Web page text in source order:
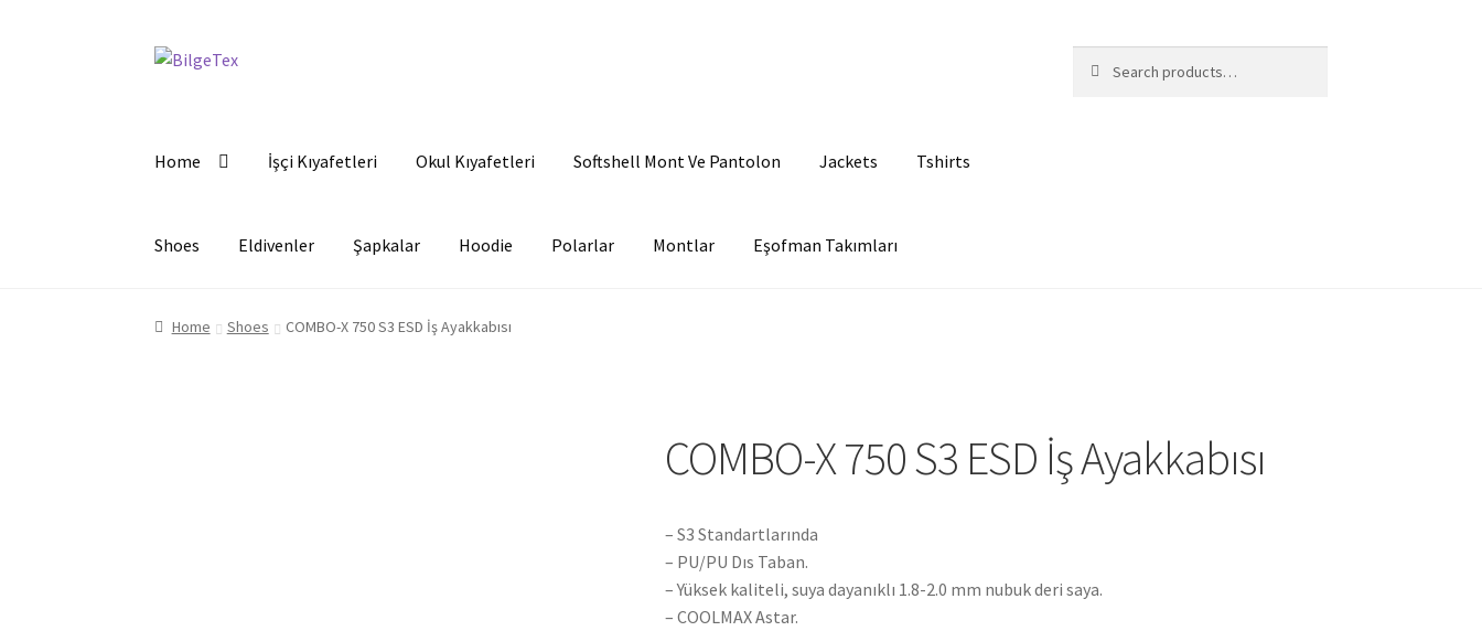
Skip
Skip
for:
Home İşçi Kıyafetleri Okul Kıyafetleri Softshell Mont Ve Pantolon Jackets Tshirts
Shoes Eldivenler Şapkalar Hoodie Polarlar Montlar Eşofman Takımları
Home Shoes COMBO-X 750 S3 ESD İş Ayakkabısı
COMBO-X 750 S3 ESD İş Ayakkabısı
– S3 Standartlarında
– PU/PU Dıs Taban.
– Yüksek kaliteli, suya dayanıklı 1.8-2.0 mm nubuk deri saya.
– COOLMAX Astar.